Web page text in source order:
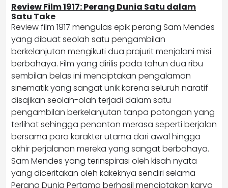
Review Film 1917: Perang Dunia Satu dalam
Satu Take
Review film 1917 mengulas epik perang Sam Mendes
yang dibuat seolah satu pengambilan
berkelanjutan mengikuti dua prajurit menjalani misi
berbahaya. Film yang dirilis pada tahun dua ribu
sembilan belas ini menciptakan pengalaman
sinematik yang sangat unik karena seluruh naratif
disajikan seolah-olah terjadi dalam satu
pengambilan berkelanjutan tanpa potongan yang
terlihat sehingga penonton merasa seperti berjalan
bersama para karakter utama dari awal hingga
akhir perjalanan mereka yang sangat berbahaya.
Sam Mendes yang terinspirasi oleh kisah nyata
yang diceritakan oleh kakeknya sendiri selama
Perang Dunia Pertama berhasil menciptakan karya